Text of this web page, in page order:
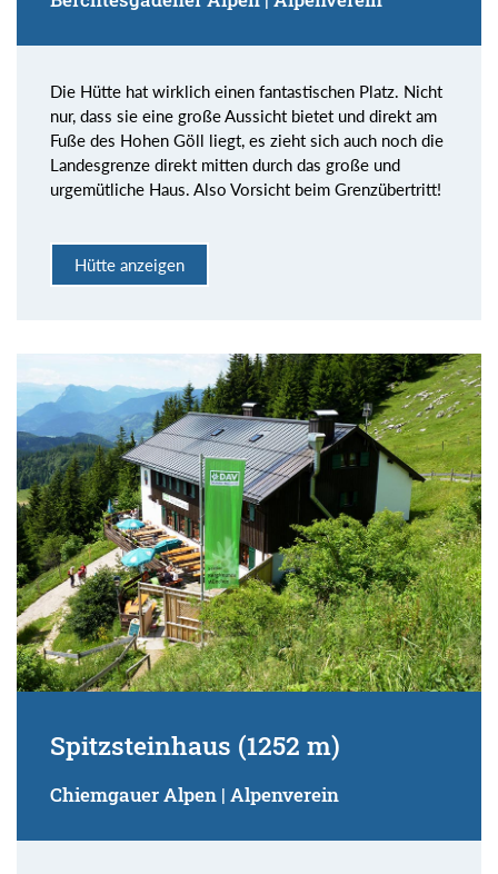
Die Hütte hat wirklich einen fantastischen Platz. Nicht
nur, dass sie eine große Aussicht bietet und direkt am
Fuße des Hohen Göll liegt, es zieht sich auch noch die
Landesgrenze direkt mitten durch das große und
urgemütliche Haus. Also Vorsicht beim Grenzübertritt!
Hütte anzeigen
Spitzsteinhaus (1252 m)
Chiemgauer Alpen | Alpenverein